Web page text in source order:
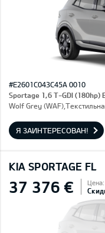
#E2601C043C45A 0010
Sportage 1,6 T-GDI (180hp)
Wolf Grey
Я ЗАИНТЕРЕСОВАН!
KIA SPORTAGE FL
37 376 €